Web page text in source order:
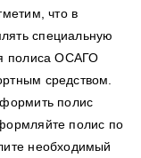
что в
специальную
полиса ОСАГО
средством.
полис
полис по
необходимый